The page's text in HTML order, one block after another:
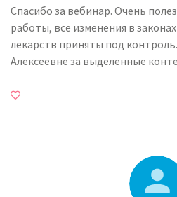
Спасибо за вебинар. Очень
работы, все изменения в
лекарств приняты под
Алексеевне за выделенные